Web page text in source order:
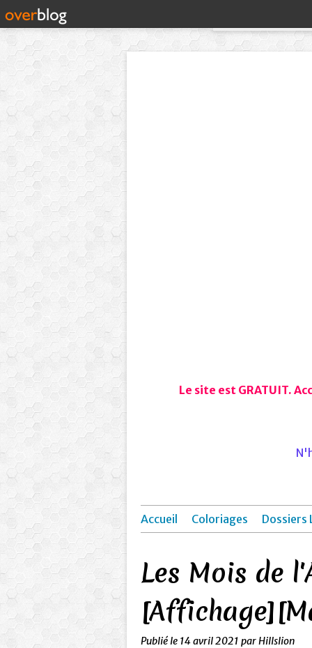
Le site est GRATUIT.
Accueil Coloriages Dossiers
Les Mois de
Publié le 14 avril 2021 par Hillslion